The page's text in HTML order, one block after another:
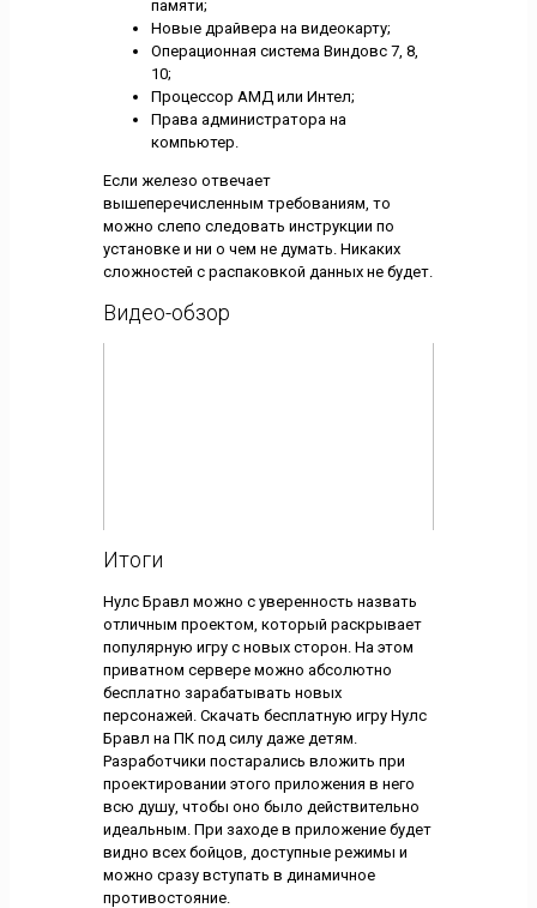
памяти;
Новые драйвера на видеокарту;
Операционная система Виндовс 7, 8,
10;
Процессор АМД или Интел;
Права администратора на
компьютер.
Если железо отвечает
вышеперечисленным требованиям, то
можно слепо следовать инструкции по
установке и ни о чем не думать. Никаких
сложностей с распаковкой данных не будет.
Видео-обзор
Итоги
Нулс Бравл можно с уверенность назвать
отличным проектом, который раскрывает
популярную игру с новых сторон. На этом
приватном сервере можно абсолютно
бесплатно зарабатывать новых
персонажей. Скачать бесплатную игру Нулс
Бравл на ПК под силу даже детям.
Разработчики постарались вложить при
проектировании этого приложения в него
всю душу, чтобы оно было действительно
идеальным. При заходе в приложение будет
видно всех бойцов, доступные режимы и
можно сразу вступать в динамичное
противостояние.